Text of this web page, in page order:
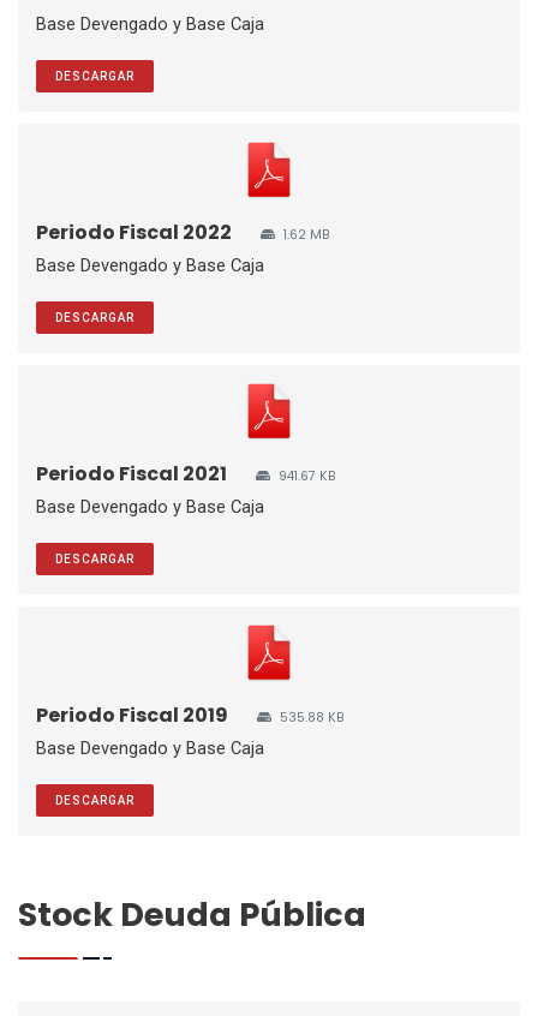
Base Devengado y Base Caja
DESCARGAR
Periodo Fiscal 2022 1.62 MB
Base Devengado y Base Caja
DESCARGAR
Periodo Fiscal 2021 941.67 KB
Base Devengado y Base Caja
DESCARGAR
Periodo Fiscal 2019 535.88 KB
Base Devengado y Base Caja
DESCARGAR
Stock Deuda Pública